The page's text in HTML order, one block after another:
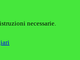
necessarie.